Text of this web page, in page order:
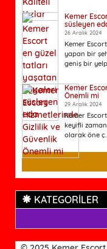
Kemer
süsleyen
26 Aralık 2024
Kemer
yapan bir
geniş bir
Kemer
Önemli mi
29 Aralık 2024
Kemer
keyifli
olarak öne
KATEGORİLER